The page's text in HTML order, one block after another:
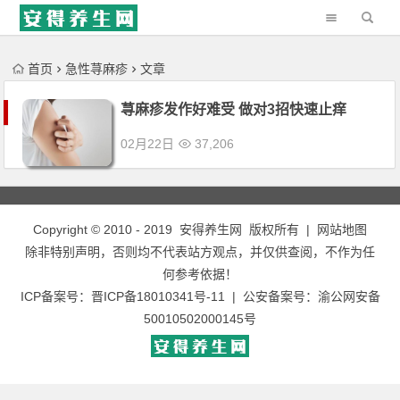
'); })();
首页 急性荨麻疹 文章
荨麻疹发作好难受 做对3招快速止痒
02月22日 37,206
Copyright © 2010 - 2019 安得养生网 版权所有 |
网站地图
除非特别声明，否则均不代表站方观点，并仅供查阅，不作为任
何参考依据！
ICP备案号： 晋ICP备18010341号-11 | 公安备案号： 渝公网安备
50010502000145号